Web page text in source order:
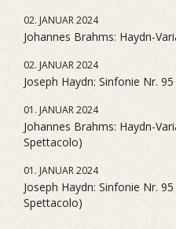
02. JANUAR 2024
Johannes Brahms: Haydn-
02. JANUAR 2024
Joseph Haydn: Sinfonie Nr.
01. JANUAR 2024
Johannes Brahms: Haydn-
Spettacolo)
01. JANUAR 2024
Joseph Haydn: Sinfonie Nr.
Spettacolo)